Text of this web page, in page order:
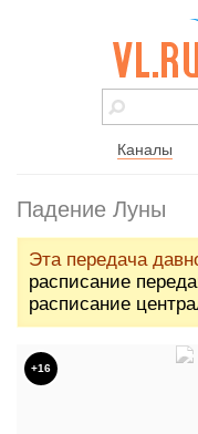
vl.ru - сайт
города
Каналы
Падение Луны
Эта передача
расписание
расписание
+16